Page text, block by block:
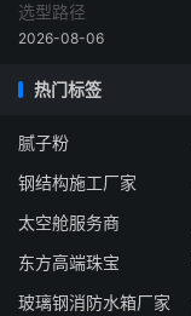
选型路径
2026-08-06
热门标签
腻子粉
钢结构施工厂家
太空舱服务商
东方高端珠宝
玻璃钢消防水箱厂家